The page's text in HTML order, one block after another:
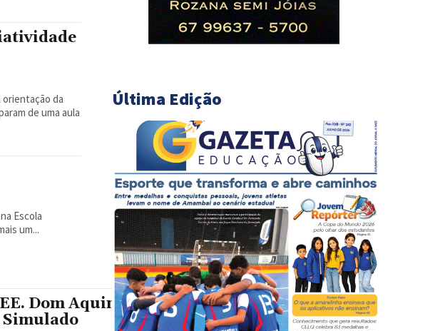
orientação da
de uma aula
Escola
um...
Dom Aquino Corrêa Transforma Sala
Última Edição